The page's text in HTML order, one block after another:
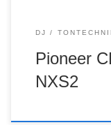
DJ
Pioneer
NXS2